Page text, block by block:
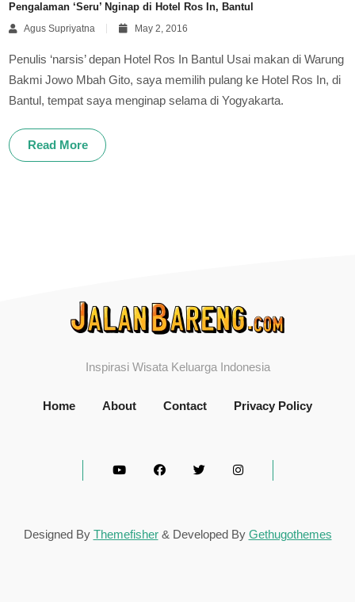
Pengalaman ‘Seru’ Nginap di Hotel Ros In, Bantul
Agus Supriyatna
May 2, 2016
Penulis ‘narsis’ depan Hotel Ros In Bantul Usai makan di Warung
Bakmi Jowo Mbah Gito, saya memilih pulang ke Hotel Ros In, di
Bantul, tempat saya menginap selama di Yogyakarta.
Read More
Inspirasi Wisata Keluarga Indonesia
Home About Contact Privacy Policy
Designed By Themefisher& Developed By Gethugothemes